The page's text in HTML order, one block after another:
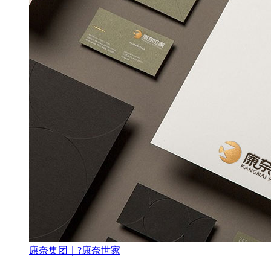
康奈集团｜?康奈世家